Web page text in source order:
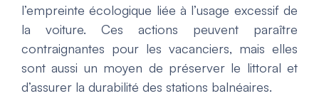
l’empreinte écologique liée à l’usage excessif de
la voiture. Ces actions peuvent paraître
contraignantes pour les vacanciers, mais elles
sont aussi un moyen de préserver le littoral et
d’assurer la durabilité des stations balnéaires.